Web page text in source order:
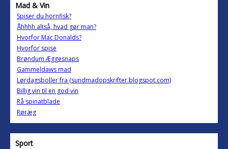
Mad & Vin
Spiser du hornfisk?
Åhhhh altså, hvad gør man?
Hvorfor Mac Donalds?
Hvorfor spise
Brøndum Æggesnaps
Gammeldaws mad
Lørdagsboller fra (sundmadopskrifter.blogspot.com)
Billig vin til en god vin
Rå spinatblade
Røræg
Sport